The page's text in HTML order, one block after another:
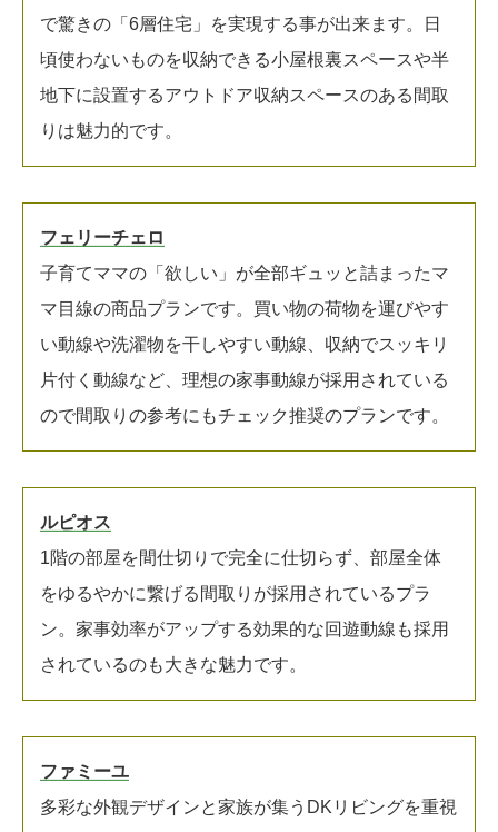
で驚きの「6層住宅」を実現する事が出来ます。日
頃使わないものを収納できる小屋根裏スペースや半
地下に設置するアウトドア収納スペースのある間取
りは魅力的です。
フェリーチェロ
子育てママの「欲しい」が全部ギュッと詰まったマ
マ目線の商品プランです。買い物の荷物を運びやす
い動線や洗濯物を干しやすい動線、収納でスッキリ
片付く動線など、理想の家事動線が採用されている
ので間取りの参考にもチェック推奨のプランです。
ルピオス
1階の部屋を間仕切りで完全に仕切らず、部屋全体
をゆるやかに繋げる間取りが採用されているプラ
ン。家事効率がアップする効果的な回遊動線も採用
されているのも大きな魅力です。
ファミーユ
多彩な外観デザインと家族が集うDKリビングを重視